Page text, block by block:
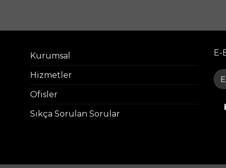
Kurumsal
Hizmetler
Ofisler
Sıkça Sorulan Sorular
E-